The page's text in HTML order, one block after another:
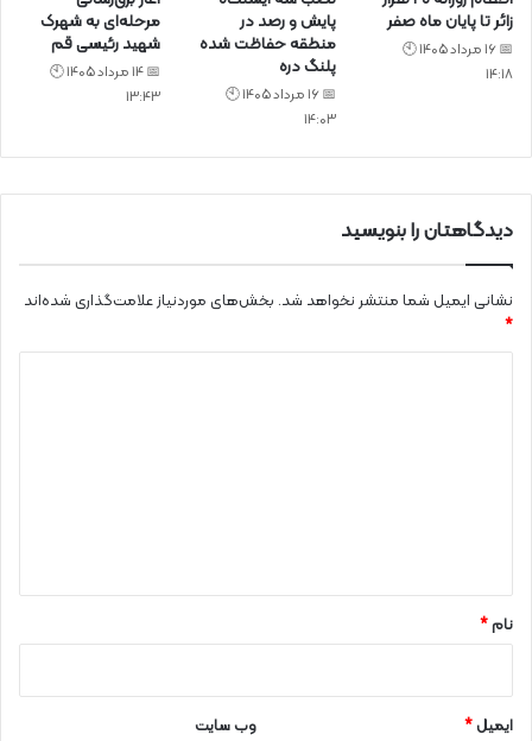
زائر تا پایان ماه صفر
📅 16 مرداد 1405 🕙
14:18
پایش و رصد در
منطقه حفاظت شده
پلنگ دره
📅 16 مرداد 1405 🕙
14:03
مرحله‌ای به شهرک
شهید رئیسی قم
📅 14 مرداد 1405 🕙
13:43
دیدگاهتان را بنویسید
نشانی ایمیل شما منتشر نخواهد شد. بخش‌های موردنیاز علامت‌گذاری شده‌اند
*
نام*
ایمیل* وب‌ سایت